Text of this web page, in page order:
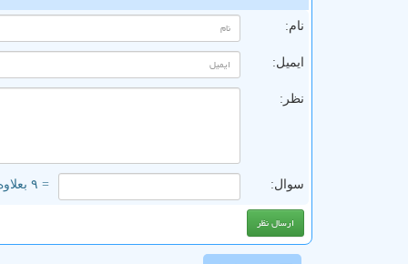
نام:
ایمیل:
نظر:
سوال: = ۹ بعلاوه ۱